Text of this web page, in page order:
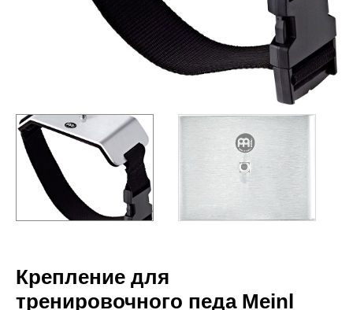
Крепление для
тренировочного педа Meinl